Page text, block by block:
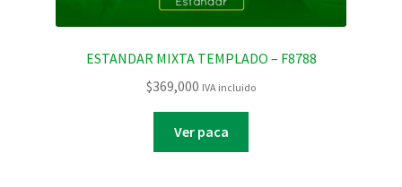
ESTANDAR MIXTA TEMPLADO – F8788
$369,000 IVA incluido
Ver paca